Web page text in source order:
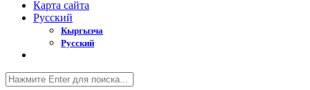
Карта сайта
Русский
Кыргызча
Русский